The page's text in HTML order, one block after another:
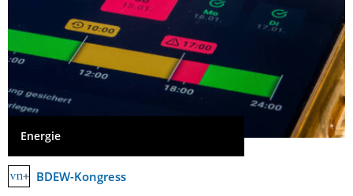
Energie
BDEW-Kongress